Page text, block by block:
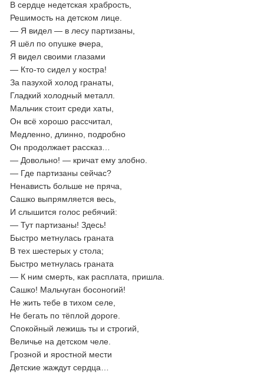
В сердце недетская храбрость,
Решимость на детском лице.
— Я видел — в лесу партизаны,
Я шёл по опушке вчера,
Я видел своими глазами
— Кто-то сидел у костра!
За пазухой холод гранаты,
Гладкий холодный металл.
Мальчик стоит среди хаты,
Он всё хорошо рассчитал,
Медленно, длинно, подробно
Он продолжает рассказ…
— Довольно! — кричат ему злобно.
— Где партизаны сейчас?
Ненависть больше не пряча,
Сашко выпрямляется весь,
И слышится голос ребячий:
— Тут партизаны! Здесь!
Быстро метнулась граната
В тех шестерых у стола;
Быстро метнулась граната
— К ним смерть, как расплата, пришла.
Сашко! Мальчуган босоногий!
Не жить тебе в тихом селе,
Не бегать по тёплой дороге.
Спокойный лежишь ты и строгий,
Величье на детском челе.
Грозной и яростной мести
Детские жаждут сердца…